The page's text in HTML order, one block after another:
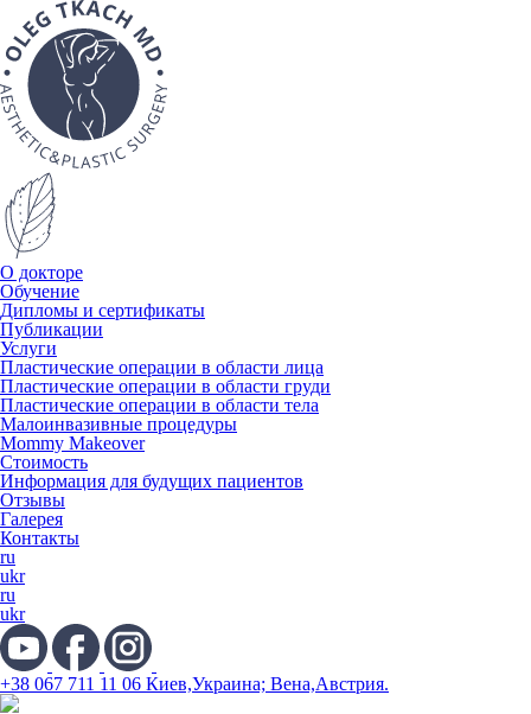
О докторе
Обучение
Дипломы и сертификаты
Публикации
Услуги
Пластические операции в области лица
Пластические операции в области груди
Пластические операции в области тела
Малоинвазивные процедуры
Mommy Makeover
Стоимость
Информация для будущих пациентов
Отзывы
Галерея
Контакты
ru
ukr
ru
ukr
+38 067 711 11 06 Киев,Украина; Вена,Австрия.